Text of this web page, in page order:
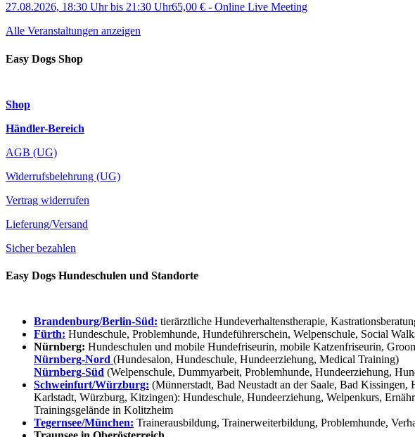
27.08.2026, 18:30 Uhrbis 21:30 Uhr65,00 € - Online Live Meeting
Alle Veranstaltungen anzeigen
Easy Dogs Shop
Shop
Händler-Bereich
AGB (UG)
Widerrufsbelehrung (UG)
Vertrag widerrufen
Lieferung/Versand
Sicher bezahlen
Easy Dogs Hundeschulen und Standorte
Brandenburg/Berlin-Süd: tierärztliche Hundeverhaltenstherapie,
Fürth: Hundeschule, Problemhunde, Hundeführerschein, Welpenschule, Social
Nürnberg: Hundeschulen und mobile Hundefriseurin, mobile Katzenfriseurin,
Nürnberg-Nord (Hundesalon, Hundeschule, Hundeerziehung, Medical Training)
Nürnberg-Süd (Welpenschule, Dummyarbeit, Problemhunde, Hundeerziehung,
Schweinfurt/Würzburg: (Münnerstadt, Bad Neustadt an der Saale, Bad
Karlstadt, Würzburg, Kitzingen): Hundeschule, Hundeerziehung, Welpenkurs,
Trainingsgelände in Kolitzheim
Tegernsee/München: Trainerausbildung, Trainerweiterbildung, Problemhunde,